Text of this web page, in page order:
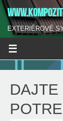
EXTERIÉROVÉ
DAJTE